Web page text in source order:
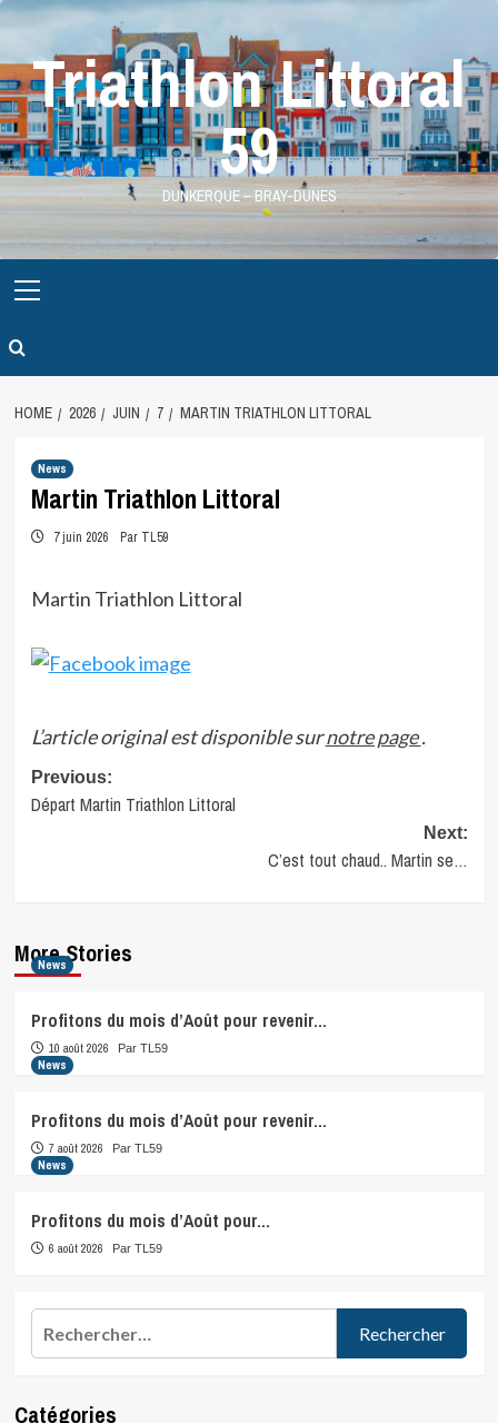
Skip
contentTriathlon Littoral
59
DUNKERQUE – BRAY-DUNES
Menu
HOME 2026 JUIN 7 MARTIN TRIATHLON LITTORAL
News
Martin Triathlon Littoral
7 juin 2026 Par TL59
Martin Triathlon Littoral
L’article original est disponible surnotre page.
Post
navigation
Previous:
Départ Martin Triathlon Littoral
Next:
C’est tout chaud.. Martin se…
More Stories
News
Profitons du mois d’Août pour revenir…
10 août 2026 Par TL59
News
Profitons du mois d’Août pour revenir…
7 août 2026 Par TL59
News
Profitons du mois d’Août pour…
6 août 2026 Par TL59
Catégories